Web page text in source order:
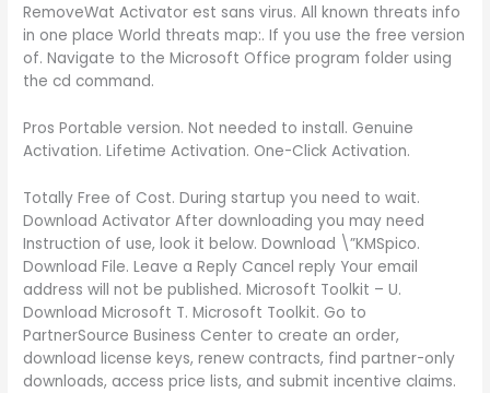
RemoveWat Activator est sans virus. All known threats info
in one place World threats map:. If you use the free version
of. Navigate to the Microsoft Office program folder using
the cd command.
Pros Portable version. Not needed to install. Genuine
Activation. Lifetime Activation. One-Click Activation.
Totally Free of Cost. During startup you need to wait.
Download Activator After downloading you may need
Instruction of use, look it below. Download \”KMSpico.
Download File. Leave a Reply Cancel reply Your email
address will not be published. Microsoft Toolkit – U.
Download Microsoft T. Microsoft Toolkit. Go to
PartnerSource Business Center to create an order,
download license keys, renew contracts, find partner-only
downloads, access price lists, and submit incentive claims.